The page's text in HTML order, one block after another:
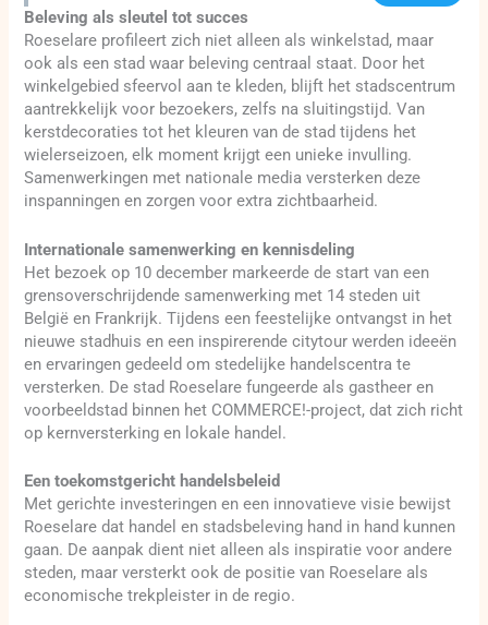
Beleving als sleutel tot succes
Roeselare profileert zich niet alleen als winkelstad, maar
ook als een stad waar beleving centraal staat. Door het
winkelgebied sfeervol aan te kleden, blijft het stadscentrum
aantrekkelijk voor bezoekers, zelfs na sluitingstijd. Van
kerstdecoraties tot het kleuren van de stad tijdens het
wielerseizoen, elk moment krijgt een unieke invulling.
Samenwerkingen met nationale media versterken deze
inspanningen en zorgen voor extra zichtbaarheid.
Internationale samenwerking en kennisdeling
Het bezoek op 10 december markeerde de start van een
grensoverschrijdende samenwerking met 14 steden uit
België en Frankrijk. Tijdens een feestelijke ontvangst in het
nieuwe stadhuis en een inspirerende citytour werden ideeën
en ervaringen gedeeld om stedelijke handelscentra te
versterken. De stad Roeselare fungeerde als gastheer en
voorbeeldstad binnen het COMMERCE!-project, dat zich richt
op kernversterking en lokale handel.
Een toekomstgericht handelsbeleid
Met gerichte investeringen en een innovatieve visie bewijst
Roeselare dat handel en stadsbeleving hand in hand kunnen
gaan. De aanpak dient niet alleen als inspiratie voor andere
steden, maar versterkt ook de positie van Roeselare als
economische trekpleister in de regio.